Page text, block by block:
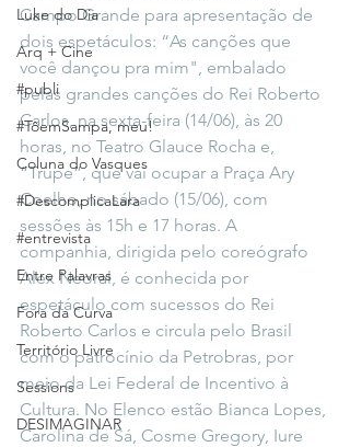
Luke do Dia
Arq + Cine
#publi
#TôemSampa, meu!
Coluna do Vasques
#DescomplicaLara
#entrevista
Entre Palavras
Fora da Curva
Território Livre
Sessions
DESIMAGINAR
Campo Grande para apresentação de
dois espetáculos: “As canções que
você dançou pra mim", embalado
pelas grandes canções do Rei Roberto
Carlos, na sexta-feira (14/06), às 20
horas, no Teatro Glauce Rocha e,
“Trupe”, que vai ocupar a Praça Ary
Coelho, no sábado (15/06), com
sessões às 15h e 17 horas. A
companhia, dirigida pelo coreógrafo
Alex Neoral, é conhecida por
espetáculo com sucessos do Rei
Roberto Carlos e circula pelo Brasil
com o patrocínio da Petrobras, por
meio da Lei Federal de Incentivo à
Cultura. No Elenco estão Bianca Lopes,
Carolina de Sá, Cosme Gregory, Iure